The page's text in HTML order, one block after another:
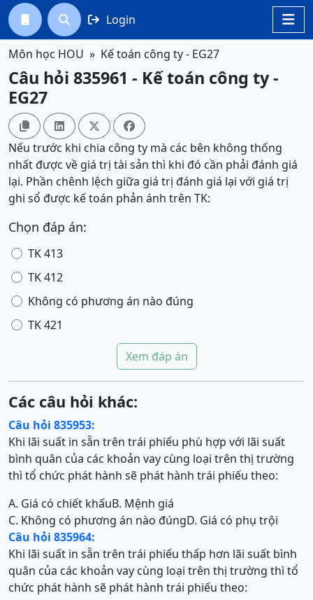

  Login
Môn học HOU Kế toán công ty - EG27
Câu hỏi 835961 - Kế toán công ty -
EG27
   
Nếu trước khi chia công ty mà các bên không thống
nhất được về giá trị tài sản thì khi đó cần phải đánh giá
lại. Phần chênh lệch giữa giá trị đánh giá lại với giá trị
ghi sổ được kế toán phản ánh trên TK:
Chọn đáp án:
TK 413
TK 412
Không có phương án nào đúng
TK 421
Xem đáp án
Các câu hỏi khác:
Câu hỏi 835953:
Khi lãi suất in sẵn trên trái phiếu phù hợp với lãi suất
bình quân của các khoản vay cùng loại trên thị trường
thì tổ chức phát hành sẽ phát hành trái phiếu theo:
A. Giá có chiết khấuB. Mệnh giá
C. Không có phương án nào đúngD. Giá có phụ trội
Câu hỏi 835964:
Khi lãi suất in sẵn trên trái phiếu thấp hơn lãi suất bình
quân của các khoản vay cùng loại trên thị trường thì tổ
chức phát hành sẽ phát hành trái phiếu theo: